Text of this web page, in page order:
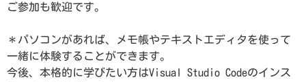
ご参加も歓迎です。
＊パソコンがあれば、メモ帳やテキストエディタを使って
一緒に体験することができます。
今後、本格的に学びたい方はVisual Studio Codeのインス